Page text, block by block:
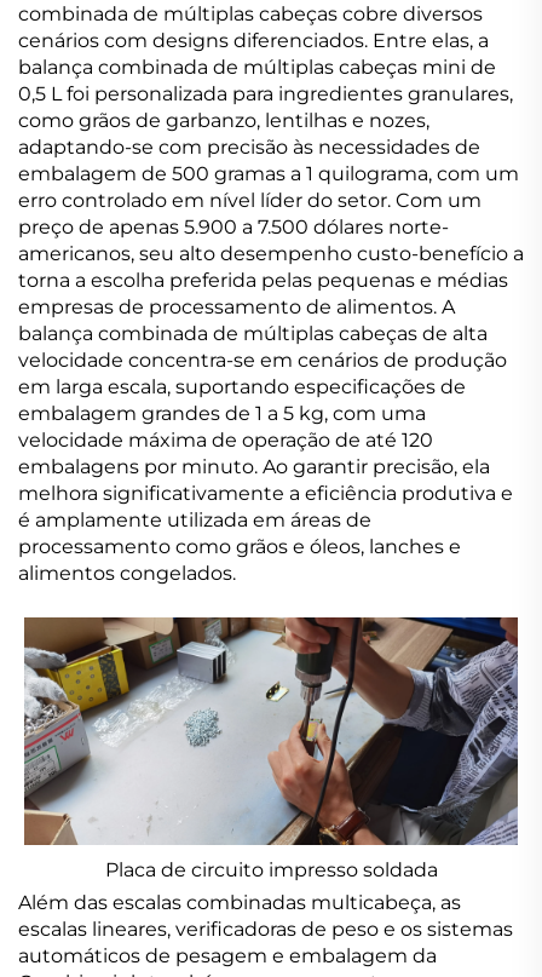
combinada de múltiplas cabeças cobre diversos
cenários com designs diferenciados. Entre elas, a
balança combinada de múltiplas cabeças mini de
0,5 L foi personalizada para ingredientes granulares,
como grãos de garbanzo, lentilhas e nozes,
adaptando-se com precisão às necessidades de
embalagem de 500 gramas a 1 quilograma, com um
erro controlado em nível líder do setor. Com um
preço de apenas 5.900 a 7.500 dólares norte-
americanos, seu alto desempenho custo-benefício a
torna a escolha preferida pelas pequenas e médias
empresas de processamento de alimentos. A
balança combinada de múltiplas cabeças de alta
velocidade concentra-se em cenários de produção
em larga escala, suportando especificações de
embalagem grandes de 1 a 5 kg, com uma
velocidade máxima de operação de até 120
embalagens por minuto. Ao garantir precisão, ela
melhora significativamente a eficiência produtiva e
é amplamente utilizada em áreas de
processamento como grãos e óleos, lanches e
alimentos congelados.
Placa de circuito impresso soldada
Além das escalas combinadas multicabeça, as
escalas lineares, verificadoras de peso e os sistemas
automáticos de pesagem e embalagem da